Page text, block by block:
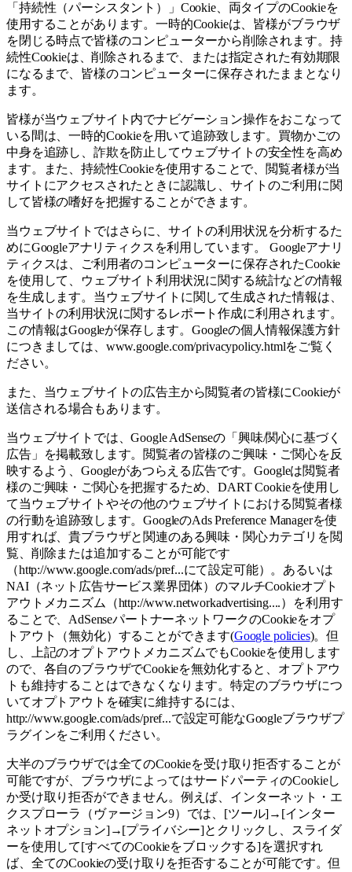
「持続性（パーシスタント）」Cookie、両タイプのCookieを
使用することがあります。一時的Cookieは、皆様がブラウザ
を閉じる時点で皆様のコンピューターから削除されます。持
続性Cookieは、削除されるまで、または指定された有効期限
になるまで、皆様のコンピューターに保存されたままとなり
ます。
皆様が当ウェブサイト内でナビゲーション操作をおこなって
いる間は、一時的Cookieを用いて追跡致します。買物かごの
中身を追跡し、詐欺を防止してウェブサイトの安全性を高め
ます。また、持続性Cookieを使用することで、閲覧者様が当
サイトにアクセスされたときに認識し、サイトのご利用に関
して皆様の嗜好を把握することができます。
当ウェブサイトではさらに、サイトの利用状況を分析するた
めにGoogleアナリティクスを利用しています。 Googleアナリ
ティクスは、ご利用者のコンピューターに保存されたCookie
を使用して、ウェブサイト利用状況に関する統計などの情報
を生成します。当ウェブサイトに関して生成された情報は、
当サイトの利用状況に関するレポート作成に利用されます。
この情報はGoogleが保存します。Googleの個人情報保護方針
につきましては、www.google.com/privacypolicy.htmlをご覧く
ださい。
また、当ウェブサイトの広告主から閲覧者の皆様にCookieが
送信される場合もあります。
当ウェブサイトでは、Google AdSenseの「興味/関心に基づく
広告」を掲載致します。閲覧者の皆様のご興味・ご関心を反
映するよう、Googleがあつらえる広告です。Googleは閲覧者
様のご興味・ご関心を把握するため、DART Cookieを使用し
て当ウェブサイトやその他のウェブサイトにおける閲覧者様
の行動を追跡致します。GoogleのAds Preference Managerを使
用すれば、貴ブラウザと関連のある興味・関心カテゴリを閲
覧、削除または追加することが可能です
（http://www.google.com/ads/pref...にて設定可能）。あるいは
NAI（ネット広告サービス業界団体）のマルチCookieオプト
アウトメカニズム（http://www.networkadvertising....）を利用す
ることで、AdSenseパートナーネットワークのCookieをオプ
トアウト（無効化）することができます(Google policies)。但
し、上記のオプトアウトメカニズムでもCookieを使用します
ので、各自のブラウザでCookieを無効化すると、オプトアウ
トも維持することはできなくなります。特定のブラウザにつ
いてオプトアウトを確実に維持するには、
http://www.google.com/ads/pref...で設定可能なGoogleブラウザプ
ラグインをご利用ください。
大半のブラウザでは全てのCookieを受け取り拒否することが
可能ですが、ブラウザによってはサードパーティのCookieし
か受け取り拒否ができません。例えば、インターネット・エ
クスプローラ（ヴァージョン9）では、[ツール]→[インター
ネットオプション]→[プライバシー]とクリックし、スライダ
ーを使用して[すべてのCookieをブロックする]を選択すれ
ば、全てのCookieの受け取りを拒否することが可能です。但